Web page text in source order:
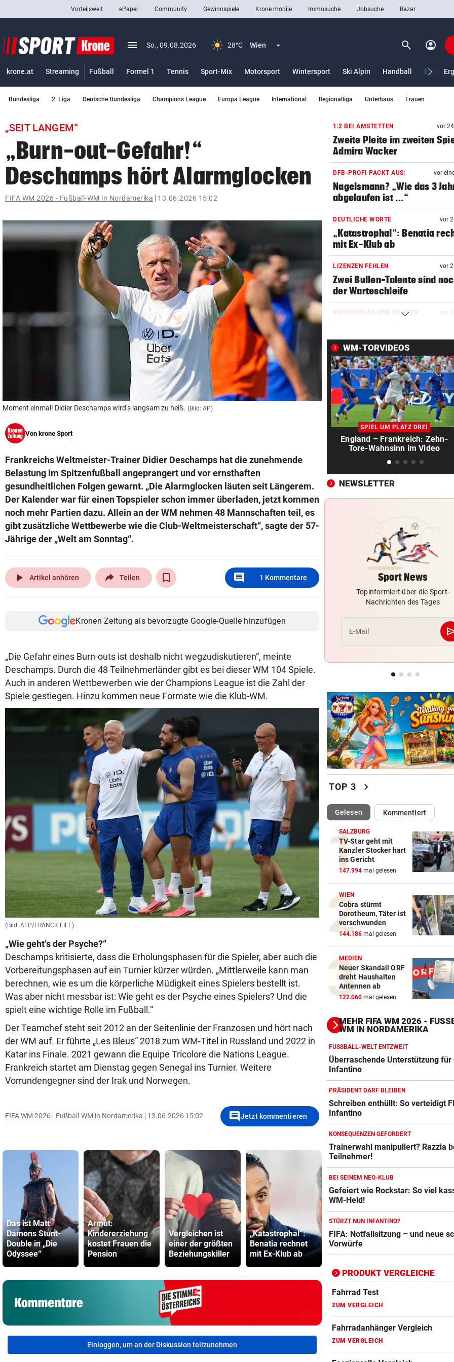
closeSchließen
Abonnieren
bookmark
search
Suchbegriff
eingeben
© Krone Multimedia GmbH & Co KG 2026
Muthgasse 2, 1190 Wien
Vorteilswelt ePaper Community Gewinnspiele Krone mobile Immosuche Jobsuche Bazar
menu Menü aufklappen
So., 09.08.2026 28°C Wien Menü aufklappen search Suchen
account_circle
krone.at Streaming Fußball Formel 1 Tennis Sport-Mix Motorsport Wintersport Ski Alpin Handball
Bundesliga 2. Liga Deutsche Bundesliga Champions League Europa League International Regionalliga Unterhaus Frauen
„SEIT LANGEM“
„Burn-out-Gefahr!“
Deschamps hört Alarmglocken
FIFA WM 2026 - Fußball-WM in Nordamerika 13.06.2026 15:02
Moment einmal! Didier Deschamps wird‘s langsam zu heiß. (Bild: AP)
Von krone Sport
Frankreichs Weltmeister-Trainer Didier Deschamps hat die zunehmende
Belastung im Spitzenfußball angeprangert und vor ernsthaften
gesundheitlichen Folgen gewarnt. „Die Alarmglocken läuten seit Längerem.
Der Kalender war für einen Topspieler schon immer überladen, jetzt kommen
noch mehr Partien dazu. Allein an der WM nehmen 48 Mannschaften teil, es
gibt zusätzliche Wettbewerbe wie die Club-Weltmeisterschaft“, sagte der 57-
Jährige der „Welt am Sonntag“.
play_arrow Artikel anhören Teilen comment 1 Kommentare
Kronen Zeitung als bevorzugte Google-Quelle hinzufügen
„Die Gefahr eines Burn-outs ist deshalb nicht wegzudiskutieren“, meinte
Deschamps. Durch die 48 Teilnehmerländer gibt es bei dieser WM 104 Spiele.
Auch in anderen Wettbewerben wie der Champions League ist die Zahl der
Spiele gestiegen. Hinzu kommen neue Formate wie die Klub-WM.
(Bild: AFP/FRANCK FIFE)
„Wie geht‘s der Psyche?“
Deschamps kritisierte, dass die Erholungsphasen für die Spieler, aber auch die
Vorbereitungsphasen auf ein Turnier kürzer würden. „Mittlerweile kann man
berechnen, wie es um die körperliche Müdigkeit eines Spielers bestellt ist.
Was aber nicht messbar ist: Wie geht es der Psyche eines Spielers? Und die
spielt eine wichtige Rolle im Fußball.“
Der Teamchef steht seit 2012 an der Seitenlinie der Franzosen und hört nach
der WM auf. Er führte „Les Bleus“ 2018 zum WM-Titel in Russland und 2022 in
Katar ins Finale. 2021 gewann die Equipe Tricolore die Nations League.
Frankreich startet am Dienstag gegen Senegal ins Turnier. Weitere
Vorrundengegner sind der Irak und Norwegen.
FIFA WM 2026 - Fußball-WM in Nordamerika 13.06.2026 15:02 commentJetzt kommentieren
Das ist Matt
Damons Stunt-
Double in „Die
Odyssee“
Armut:
Kindererziehung
kostet Frauen die
Pension
Vergleichen ist
einer der größten
Beziehungskiller
„Katastrophal“:
Benatia rechnet
mit Ex-Klub ab
Inferno in
Bregenz, Lokal
wird Raub der
Flammen
Drohung:
Festival
Einloggen, um an der Diskussion teilzunehmen
1:2 BEI AMSTETTEN vor
Zweite Pleite im zweiten
Admira Wacker
DFB-PROFI PACKT AUS: vor
Nagelsmann? „Wie das 3
abgelaufen ist …“
DEUTLICHE WORTE vor
„Katastrophal“: Benatia
mit Ex-Klub ab
LIZENZEN FEHLEN vor
Zwei Bullen-Talente sind
der Warteschleife
RÜCKSCHLAG VOR US OPEN vor
früh ausgeschieden
SEGELN: vor
OeSV-Duos bei Olympia-
LA auf Endrang acht
WIE EINST DER VATER vor 3
Top-Talent klopft in deutscher
Bundesliga an
SCHLUSSTAG WARTET
Röber am Podest, „Captain
stark verbessert
MOURINHO GREIFT DURCH vor
die Real-Spieler
VEREIN NIMMT ABSCHIED
Steirischer Unterligist
19-Jährigen
WM-TORVIDEOS
SPIEL UM PLATZ DREI
England – Frankreich: Zehn-
Tore-Wahnsinn im Video
NEWSLETTER
Sport News
Topinformiert über die Sport-
Nachrichten des Tages
E-Mail
TOP 3 chevron_right
Gelesen(ausgewählt)Kommentiert
SALZBURG
TV-Star geht mit
Kanzler Stocker hart
ins Gericht
147.994 mal gelesen
WIEN
Cobra stürmt
Dorotheum, Täter ist
verschwunden
144.186 mal gelesen
MEDIEN
Neuer Skandal! ORF
dreht Haushalten
Antennen ab
122.060 mal gelesen
MEHR FIFA WM 2026 -
M IN NORDAMERIKA
FUSSBALL-WELT ENTZWEIT
Überraschende Unterstützung für
Infantino
PRÄSIDENT DARF BLEIBEN
Schreiben enthüllt: So verteidigt
Infantino
KONSEQUENZEN GEFORDERT
Trainerwahl manipuliert? Razzia
Teilnehmer!
BEI SEINEM NEO-KLUB
Gefeiert wie Rockstar: So viel
WM-Held!
STÜRZT NUN INFANTINO?
FIFA: Notfallsitzung – und neue
Vorwürfe
PRODUKT VERGLEICHE
Action-Cam Vergleich
ZUM VERGLEICH
Crosstrainer Vergleich
ZUM VERGLEICH